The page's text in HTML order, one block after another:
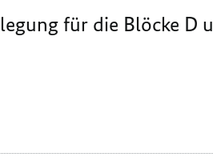
für die Blöcke D